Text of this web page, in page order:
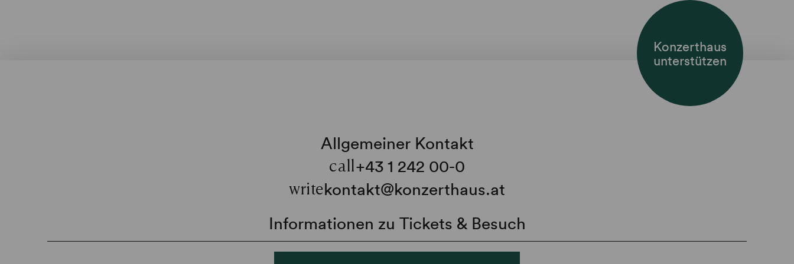
Konzerthaus
unterstützen
Allgemeiner Kontakt
call+43 1 242 00-0
writekontakt@konzerthaus.at
Informationen zu Tickets & Besuch